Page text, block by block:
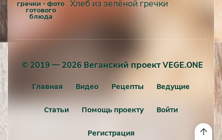
Хлеб из зелёной гречки
© 2019 — 2026 Веганский проект VEGE.ONE
Главная Видео Рецепты Ведущие
Статьи Помощь проекту Войти
Регистрация